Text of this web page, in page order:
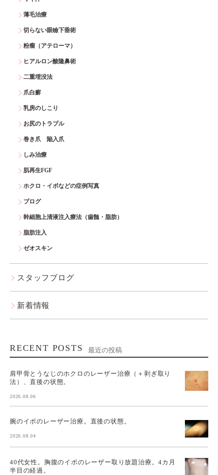
薄毛治療
切らない眼瞼下垂術
粉瘤（アテローマ）
ヒアルロン酸隆鼻術
二重埋没法
爪白癬
乳房のしこり
お尻のトラブル
巻き爪 陥入爪
しみ治療
肌再生FGF
ホクロ・イボなどの症例写真
ブログ
幹細胞上清液注入療法（歯髄・脂肪）
脂肪注入
ゼオスキン
スタッフブログ
新着情報
RECENT POSTS 最近の投稿
肩甲骨とうなじのホクロのレーザー治療（＋剥ぎ取り
法）、直後の状態。
2026.08.06
腕のイボのレーザー治療。直後の状態。
2026.08.04
40代女性。胸腹のイボのレーザー取り放題治療。4カ月
半目の経過。